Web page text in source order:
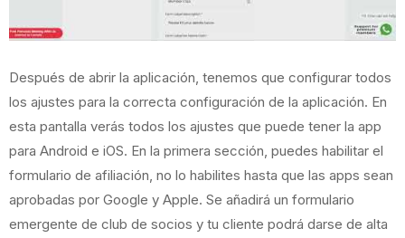
Después de abrir la aplicación, tenemos que configurar todos
los ajustes para la correcta configuración de la aplicación. En
esta pantalla verás todos los ajustes que puede tener la app
para Android e iOS. En la primera sección, puedes habilitar el
formulario de afiliación, no lo habilites hasta que las apps sean
aprobadas por Google y Apple. Se añadirá un formulario
emergente de club de socios y tu cliente podrá darse de alta